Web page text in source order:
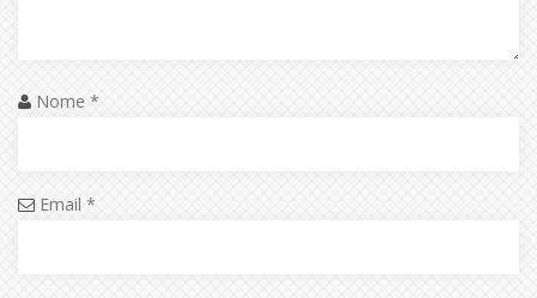
Nome *
Email *